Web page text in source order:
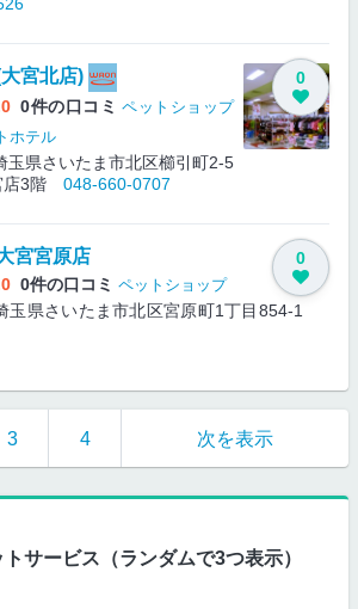
宮北店)
0件の口コミ ペットショップ
ホテル
県さいたま市北区櫛引町2-5
店3階 048-660-0707
0
宮宮原店
0件の口コミ ペットショップ
県さいたま市北区宮原町1丁目854-1
0
3 4 次を表示
サービス（ランダムで3つ表示）